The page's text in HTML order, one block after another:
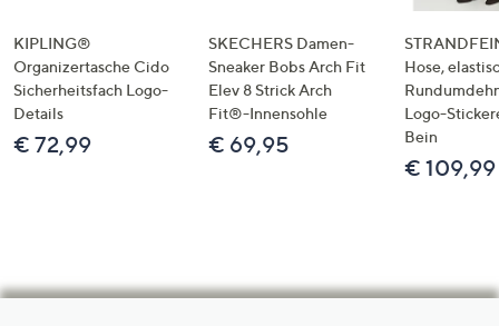
KIPLING®
Organizertasche Cido
Sicherheitsfach Logo-
Details
€ 72,99
SKECHERS Damen-
Sneaker Bobs Arch Fit
Elev 8 Strick Arch
Fit®-Innensohle
€ 69,95
Hose,
Logo-
Bein
€ 109,99